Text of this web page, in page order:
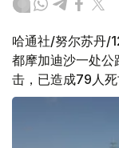
哈通社/努尔苏丹/
都摩加迪沙一处
击，已造成79人死